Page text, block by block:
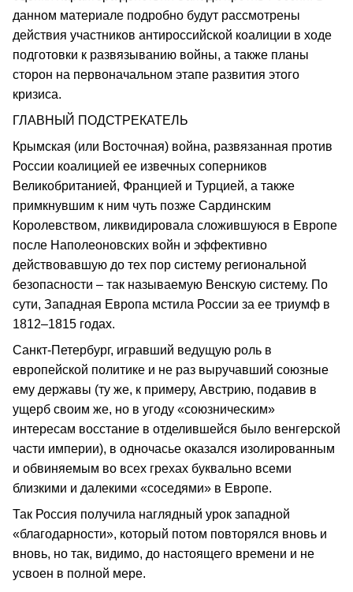
данном материале подробно будут рассмотрены
действия участников антироссийской коалиции в ходе
подготовки к развязыванию войны, а также планы
сторон на первоначальном этапе развития этого
кризиса.
ГЛАВНЫЙ ПОДСТРЕКАТЕЛЬ
Крымская (или Восточная) война, развязанная против
России коалицией ее извечных соперников
Великобританией, Францией и Турцией, а также
примкнувшим к ним чуть позже Сардинским
Королевством, ликвидировала сложившуюся в Европе
после Наполеоновских войн и эффективно
действовавшую до тех пор систему региональной
безопасности – так называемую Венскую систему. По
сути, Западная Европа мстила России за ее триумф в
1812–1815 годах.
Санкт-Петербург, игравший ведущую роль в
европейской политике и не раз выручавший союзные
ему державы (ту же, к примеру, Австрию, подавив в
ущерб своим же, но в угоду «союзническим»
интересам восстание в отделившейся было венгерской
части империи), в одночасье оказался изолированным
и обвиняемым во всех грехах буквально всеми
близкими и далекими «соседями» в Европе.
Так Россия получила наглядный урок западной
«благодарности», который потом повторялся вновь и
вновь, но так, видимо, до настоящего времени и не
усвоен в полной мере.